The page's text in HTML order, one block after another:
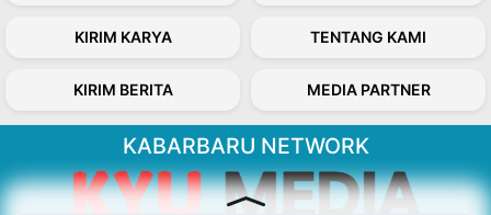
KIRIM KARYA TENTANG KAMI
KIRIM BERITA MEDIA PARTNER
KABARBARU NETWORK